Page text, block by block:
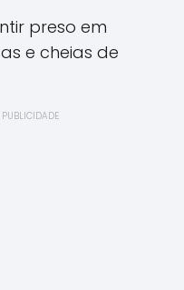
preso em
e cheias de